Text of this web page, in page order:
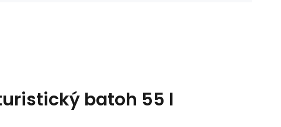
batoh 55 l